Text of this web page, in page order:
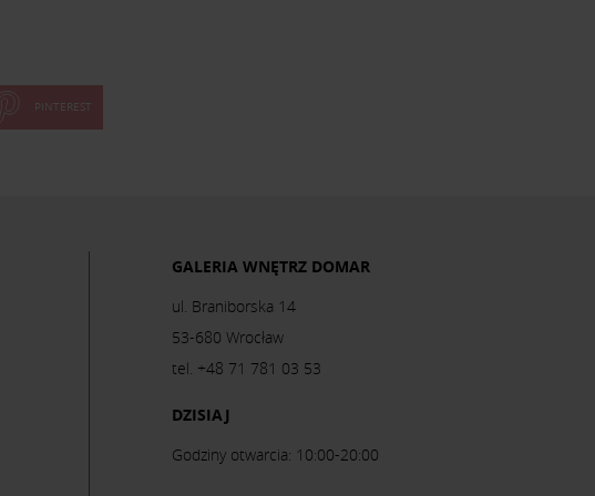
PINTEREST
GALERIA WNĘTRZ DOMAR
ul. Braniborska 14
53-680 Wrocław
tel. +48 71 781 03 53
DZISIAJ
Godziny otwarcia: 10:00-20:00